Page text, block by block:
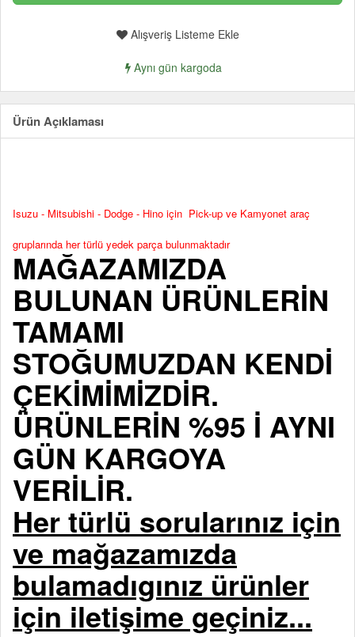
Alışveriş Listeme Ekle
Aynı gün kargoda
Ürün Açıklaması
Isuzu - Mitsubishi - Dodge - Hino için Pick-up ve Kamyonet araç
gruplarında her türlü yedek parça bulunmaktadır
MAĞAZAMIZDA
BULUNAN ÜRÜNLERİN
TAMAMI
STOĞUMUZDAN KENDİ
ÇEKİMİMİZDİR.
ÜRÜNLERİN %95 İ AYNI
GÜN KARGOYA
VERİLİR.
Her türlü sorularınız için
ve mağazamızda
bulamadıgınız ürünler
için iletişime geçiniz...